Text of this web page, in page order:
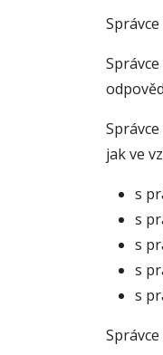
jak ve
s
s
s
s
s